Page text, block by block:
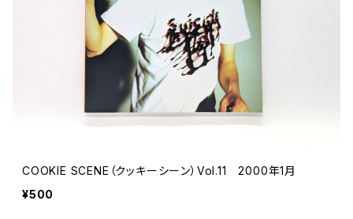
COOKIE SCENE（クッキーシーン）Vol.11 2000年1月
¥500